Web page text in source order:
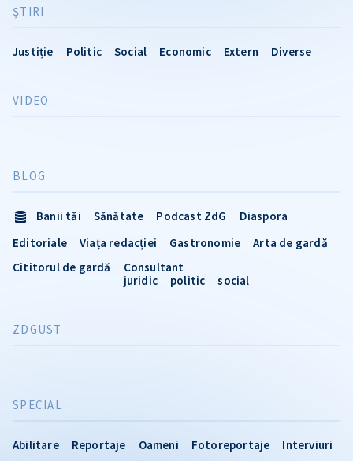
ŞTIRI
Justiție Politic Social Economic Extern Diverse
VIDEO
SPECIAL
Abilitare Reportaje Oameni Fotoreportaje
Interviuri
BLOG
Banii tăi Sănătate Podcast ZdG
Diaspora
Editoriale
Viața redacției Gastronomie
Arta de gardă
Cititorul de gardă
Consultant
juridic
politic social
ZDGUST